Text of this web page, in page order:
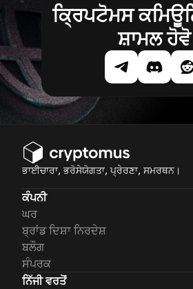
ਕ੍ਰਿਪਟੋਮਸ
ਸ਼ਾਮਲ ਹੋਵੋ
ਭਾਈਚਾਰਾ, ਭਰੋਸੇਯੋਗਤਾ, ਪ੍ਰੇਰਣਾ, ਸਮਰਥਨ।
ਕੰਪਨੀ
ਘਰ
ਬ੍ਰਾਂਡ ਦਿਸ਼ਾ ਨਿਰਦੇਸ਼
ਬਲੌਗ
ਸੰਪਰਕ
ਨਿੱਜੀ ਵਰਤੋਂ